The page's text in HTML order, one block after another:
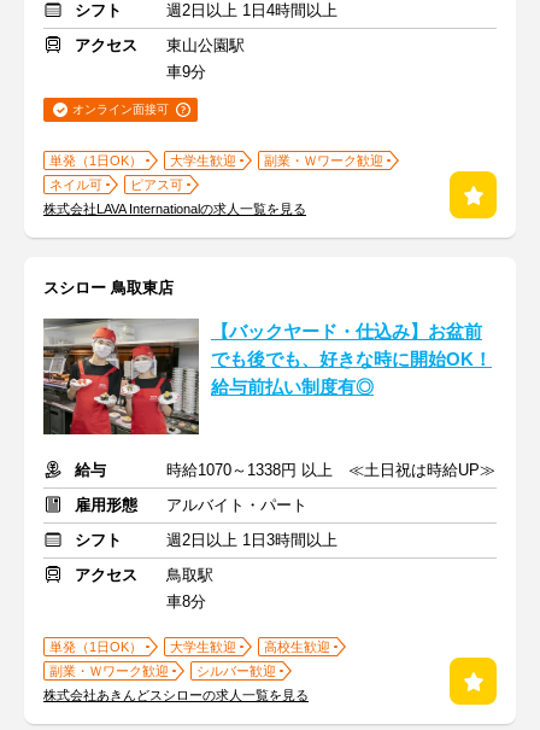
シフト
週2日以上 1日4時間以上
アクセス
東山公園駅
車9分
オンライン面接可
単発（1日OK） 大学生歓迎
副業・Ｗワーク歓迎
ネイル可
ピアス可
株式会社LAVA Internationalの求人一覧を見る
スシロー 鳥取東店
【バックヤード・仕込み】お盆前
でも後でも、好きな時に開始OK！
給与前払い制度有◎
給与
時給1070～1338円 以上 ≪土日祝は時給UP≫
雇用形態
アルバイト・パート
シフト
週2日以上 1日3時間以上
アクセス
鳥取駅
車8分
単発（1日OK） 大学生歓迎
高校生歓迎
副業・Ｗワーク歓迎
シルバー歓迎
株式会社あきんどスシローの求人一覧を見る